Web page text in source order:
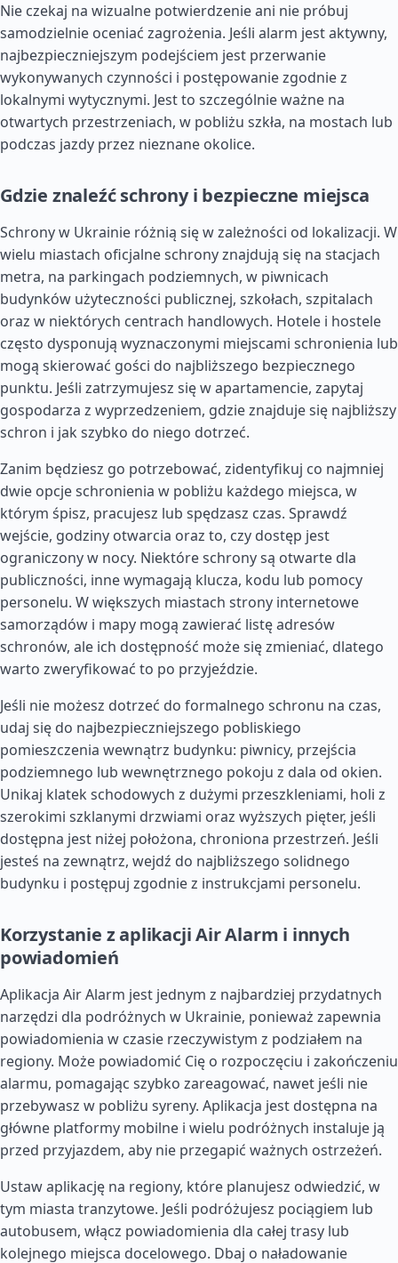
Nie czekaj na wizualne potwierdzenie ani nie próbuj
samodzielnie oceniać zagrożenia. Jeśli alarm jest aktywny,
najbezpieczniejszym podejściem jest przerwanie
wykonywanych czynności i postępowanie zgodnie z
lokalnymi wytycznymi. Jest to szczególnie ważne na
otwartych przestrzeniach, w pobliżu szkła, na mostach lub
podczas jazdy przez nieznane okolice.
Gdzie znaleźć schrony i bezpieczne miejsca
Schrony w Ukrainie różnią się w zależności od lokalizacji. W
wielu miastach oficjalne schrony znajdują się na stacjach
metra, na parkingach podziemnych, w piwnicach
budynków użyteczności publicznej, szkołach, szpitalach
oraz w niektórych centrach handlowych. Hotele i hostele
często dysponują wyznaczonymi miejscami schronienia lub
mogą skierować gości do najbliższego bezpiecznego
punktu. Jeśli zatrzymujesz się w apartamencie, zapytaj
gospodarza z wyprzedzeniem, gdzie znajduje się najbliższy
schron i jak szybko do niego dotrzeć.
Zanim będziesz go potrzebować, zidentyfikuj co najmniej
dwie opcje schronienia w pobliżu każdego miejsca, w
którym śpisz, pracujesz lub spędzasz czas. Sprawdź
wejście, godziny otwarcia oraz to, czy dostęp jest
ograniczony w nocy. Niektóre schrony są otwarte dla
publiczności, inne wymagają klucza, kodu lub pomocy
personelu. W większych miastach strony internetowe
samorządów i mapy mogą zawierać listę adresów
schronów, ale ich dostępność może się zmieniać, dlatego
warto zweryfikować to po przyjeździe.
Jeśli nie możesz dotrzeć do formalnego schronu na czas,
udaj się do najbezpieczniejszego pobliskiego
pomieszczenia wewnątrz budynku: piwnicy, przejścia
podziemnego lub wewnętrznego pokoju z dala od okien.
Unikaj klatek schodowych z dużymi przeszkleniami, holi z
szerokimi szklanymi drzwiami oraz wyższych pięter, jeśli
dostępna jest niżej położona, chroniona przestrzeń. Jeśli
jesteś na zewnątrz, wejdź do najbliższego solidnego
budynku i postępuj zgodnie z instrukcjami personelu.
Korzystanie z aplikacji Air Alarm i innych
powiadomień
Aplikacja Air Alarm jest jednym z najbardziej przydatnych
narzędzi dla podróżnych w Ukrainie, ponieważ zapewnia
powiadomienia w czasie rzeczywistym z podziałem na
regiony. Może powiadomić Cię o rozpoczęciu i zakończeniu
alarmu, pomagając szybko zareagować, nawet jeśli nie
przebywasz w pobliżu syreny. Aplikacja jest dostępna na
główne platformy mobilne i wielu podróżnych instaluje ją
przed przyjazdem, aby nie przegapić ważnych ostrzeżeń.
Ustaw aplikację na regiony, które planujesz odwiedzić, w
tym miasta tranzytowe. Jeśli podróżujesz pociągiem lub
autobusem, włącz powiadomienia dla całej trasy lub
kolejnego miejsca docelowego. Dbaj o naładowanie